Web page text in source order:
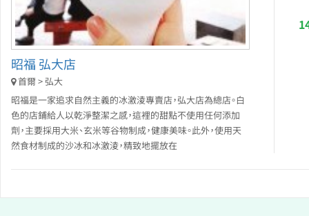
昭福 弘大店
首爾 > 弘大
昭福是一家追求自然主義的冰激淩專賣店，弘大店為總店。白
色的店鋪給人以乾淨整潔之感，這裡的甜點不使用任何添加
劑，主要採用大米、玄米等谷物制成，健康美味。此外，使用天
然食材制成的沙冰和冰激淩，精致地擺放在